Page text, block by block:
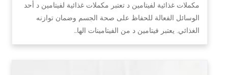
مكملات غذائية لفيتامين د تعتبر مكملات غذائية لفيتامين د أحد
الوسائل الفعالة للحفاظ على صحة الجسم وضمان توازنه
الغذائي. يعتبر فيتامين د من الفيتامينات الها…